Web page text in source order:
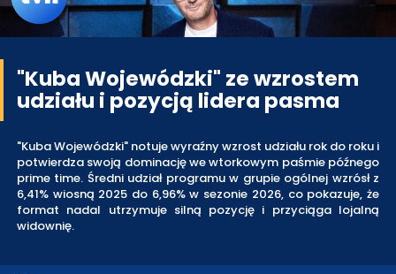
"Kuba Wojewódzki" ze wzrostem
udziału i pozycją lidera pasma
"Kuba Wojewódzki" notuje wyraźny wzrost udziału rok do roku i
potwierdza swoją dominację we wtorkowym paśmie późnego
prime time. Średni udział programu w grupie ogólnej wzrósł z
6,41% wiosną 2025 do 6,96% w sezonie 2026, co pokazuje, że
format nadal utrzymuje silną pozycję i przyciąga lojalną
widownię.